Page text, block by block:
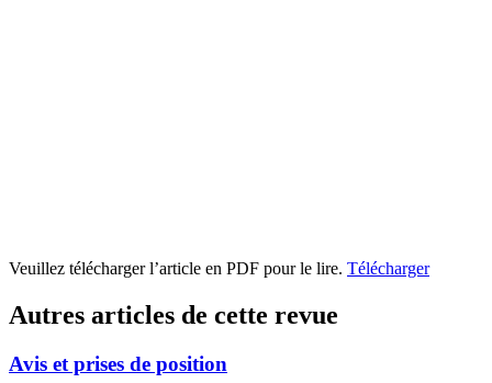
Veuillez télécharger l’article en PDF pour le lire. Télécharger
Autres articles de cette revue
Avis et prises de position